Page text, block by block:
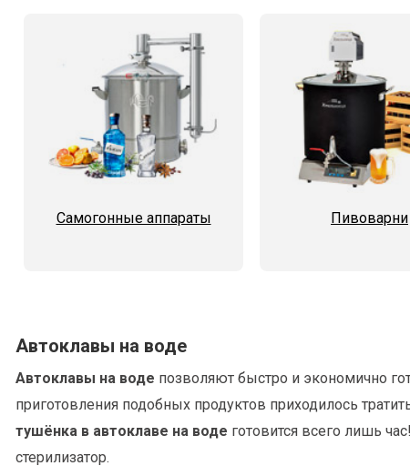
Самогонные аппараты Пивоварни
Автоклавы на воде
Автоклавы на воде позволяют быстро и экономично
приготовления подобных продуктов приходилось
тушёнка в автоклаве на воде готовится всего лишь
стерилизатор.